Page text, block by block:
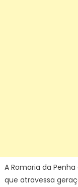
A Romaria da
que atravessa